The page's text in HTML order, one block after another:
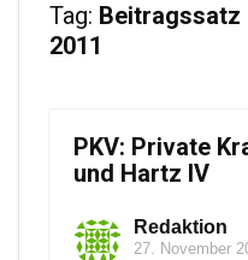
Tag: Beitragssatz
2011
PKV: Private
und Hartz IV
Redaktion
27. November